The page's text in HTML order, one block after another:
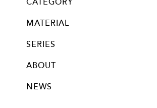
CATEGORY
MATERIAL
SERIES
ABOUT
NEWS